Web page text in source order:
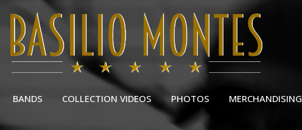
BANDS COLLECTION VIDEOS PHOTOS MERCHANDISING